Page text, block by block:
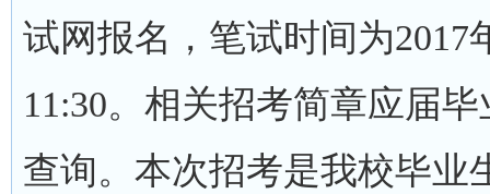
试网报名，笔试时间为2017
11:30。相关招考简章应届
查询。本次招考是我校毕业